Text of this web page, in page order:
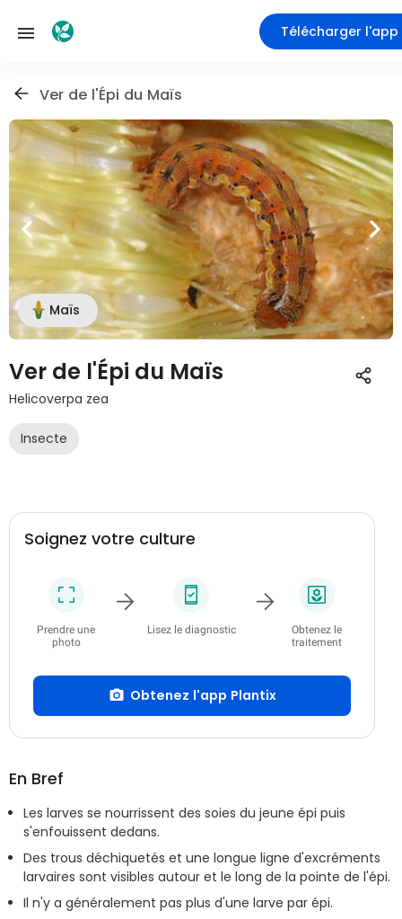
Télécharger l'app
Ver de l'Épi du Maïs
Maïs
Ver de l'Épi du Maïs
Helicoverpa zea
Insecte
Soignez votre culture
Prendre une
photo
Lisez le diagnostic
Obtenez le
traitement
Obtenez l'app Plantix
En Bref
Les larves se nourrissent des soies du jeune épi puis
s'enfouissent dedans.
Des trous déchiquetés et une longue ligne d'excréments
larvaires sont visibles autour et le long de la pointe de l'épi.
Il n'y a généralement pas plus d'une larve par épi.